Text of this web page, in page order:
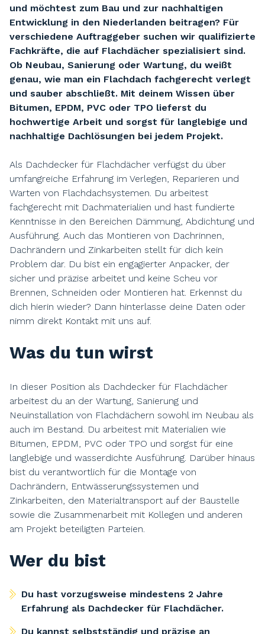
und möchtest zum Bau und zur nachhaltigen
Entwicklung in den Niederlanden beitragen? Für
verschiedene Auftraggeber suchen wir qualifizierte
Fachkräfte, die auf Flachdächer spezialisiert sind.
Ob Neubau, Sanierung oder Wartung, du weißt
genau, wie man ein Flachdach fachgerecht verlegt
und sauber abschließt. Mit deinem Wissen über
Bitumen, EPDM, PVC oder TPO lieferst du
hochwertige Arbeit und sorgst für langlebige und
nachhaltige Dachlösungen bei jedem Projekt.
Als Dachdecker für Flachdächer verfügst du über
umfangreiche Erfahrung im Verlegen, Reparieren und
Warten von Flachdachsystemen. Du arbeitest
fachgerecht mit Dachmaterialien und hast fundierte
Kenntnisse in den Bereichen Dämmung, Abdichtung und
Ausführung. Auch das Montieren von Dachrinnen,
Dachrändern und Zinkarbeiten stellt für dich kein
Problem dar. Du bist ein engagierter Anpacker, der
sicher und präzise arbeitet und keine Scheu vor
Brennen, Schneiden oder Montieren hat. Erkennst du
dich hierin wieder? Dann hinterlasse deine Daten oder
nimm direkt Kontakt mit uns auf.
Was du tun wirst
In dieser Position als Dachdecker für Flachdächer
arbeitest du an der Wartung, Sanierung und
Neuinstallation von Flachdächern sowohl im Neubau als
auch im Bestand. Du arbeitest mit Materialien wie
Bitumen, EPDM, PVC oder TPO und sorgst für eine
langlebige und wasserdichte Ausführung. Darüber hinaus
bist du verantwortlich für die Montage von
Dachrändern, Entwässerungssystemen und
Zinkarbeiten, den Materialtransport auf der Baustelle
sowie die Zusammenarbeit mit Kollegen und anderen
am Projekt beteiligten Parteien.
Wer du bist
Du hast vorzugsweise mindestens 2 Jahre
Erfahrung als Dachdecker für Flachdächer.
Du kannst selbstständig und präzise an